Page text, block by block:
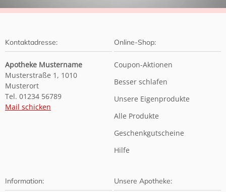
Kontaktadresse:
Apotheke Mustername
Musterstraße 1, 1010
Musterort
Tel. 01234 56789
Mail schicken
Online-Shop:
Coupon-Aktionen
Besser schlafen
Unsere Eigenprodukte
Alle Produkte
Geschenkgutscheine
Hilfe
Information: Unsere Apotheke: